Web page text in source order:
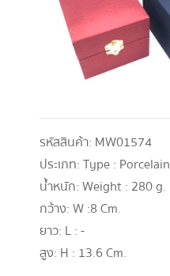
รหัสสินค้า: MW01574
ประเภท:Type : Porcelain
น้ำหนัก:Weight : 280 g.
กว้าง:W :8 Cm.
ยาว: L : -
สูง: H : 13.6 Cm.